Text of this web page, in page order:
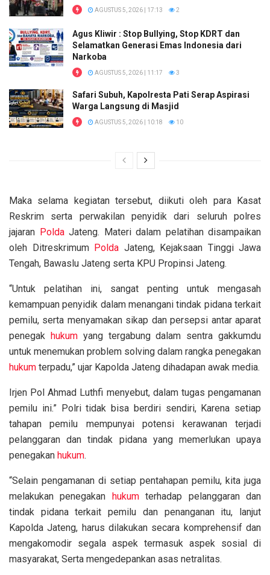
AGUSTUS 5, 2026 | 17:13 2
Agus Kliwir : Stop Bullying, Stop KDRT dan
Selamatkan Generasi Emas Indonesia dari
Narkoba
AGUSTUS 5, 2026 | 11:17 3
Safari Subuh, Kapolresta Pati Serap Aspirasi
Warga Langsung di Masjid
AGUSTUS 5, 2026 | 10:18 10
Maka selama kegiatan tersebut, diikuti oleh para Kasat
Reskrim serta perwakilan penyidik dari seluruh polres
jajaran PoldaJateng. Materi dalam pelatihan disampaikan
oleh Ditreskrimum Polda Jateng, Kejaksaan Tinggi Jawa
Tengah, Bawaslu Jateng serta KPU Propinsi Jateng.
“Untuk pelatihan ini, sangat penting untuk mengasah
kemampuan penyidik dalam menangani tindak pidana terkait
pemilu, serta menyamakan sikap dan persepsi antar aparat
penegak hukumyang tergabung dalam sentra gakkumdu
untuk menemukan problem solving dalam rangka penegakan
hukum terpadu,” ujar Kapolda Jateng dihadapan awak media.
Irjen Pol Ahmad Luthfi menyebut, dalam tugas pengamanan
pemilu ini.” Polri tidak bisa berdiri sendiri, Karena setiap
tahapan pemilu mempunyai potensi kerawanan terjadi
pelanggaran dan tindak pidana yang memerlukan upaya
penegakan hukum.
“Selain pengamanan di setiap pentahapan pemilu, kita juga
melakukan penegakan hukumterhadap pelanggaran dan
tindak pidana terkait pemilu dan penanganan itu, lanjut
Kapolda Jateng, harus dilakukan secara komprehensif dan
mengakomodir segala aspek termasuk aspek sosial di
masyarakat, Serta mengedepankan asas netralitas.